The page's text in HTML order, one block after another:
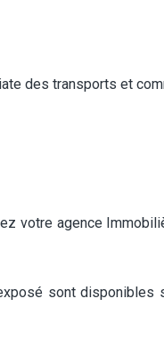
des transports et
votre agence
sont disponibles